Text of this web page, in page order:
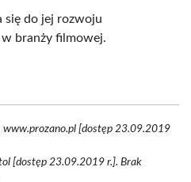
się do jej rozwoju
branży filmowej.
www.prozano.pl [dostęp 23.09.2019
[dostęp 23.09.2019 r.]. Brak